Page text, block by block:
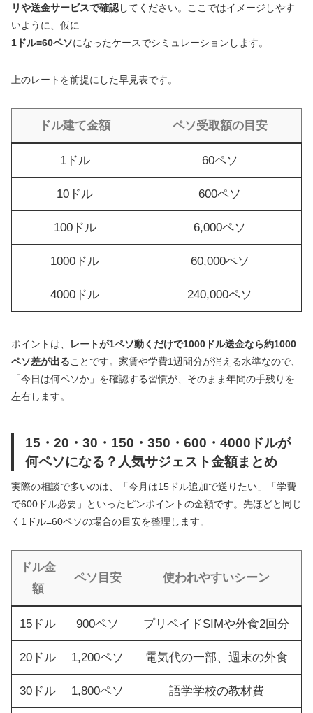
リや送金サービスで確認してください。ここではイメージしやす
いように、仮に
1ドル=60ペソになったケースでシミュレーションします。
上のレートを前提にした早見表です。
ドル建て金額 ペソ受取額の目安
1ドル 60ペソ
10ドル 600ペソ
100ドル 6,000ペソ
1000ドル 60,000ペソ
4000ドル 240,000ペソ
ポイントは、
レートが1ペソ動くだけで1000ドル送金なら約1000
ペソ差が出ることです。家賃や学費1週間分が消える水準なので、
「今日は何ペソか」を確認する習慣が、そのまま年間の手残りを
左右します。
15・20・30・150・350・600・4000ドルが
何ペソになる？人気サジェスト金額まとめ
実際の相談で多いのは、「今月は15ドル追加で送りたい」「学費
で600ドル必要」といったピンポイントの金額です。先ほどと同じ
く1ドル=60ペソの場合の目安を整理します。
ドル金
額
ペソ目安 使われやすいシーン
15ドル 900ペソ プリペイドSIMや外食2回分
20ドル 1,200ペソ 電気代の一部、週末の外食
30ドル 1,800ペソ 語学学校の教材費